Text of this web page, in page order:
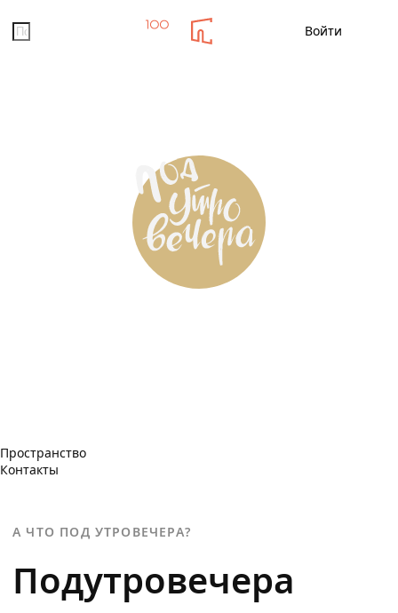
Войти
Пространство
Контакты
А ЧТО ПОД УТРОВЕЧЕРА?
Подутровечера